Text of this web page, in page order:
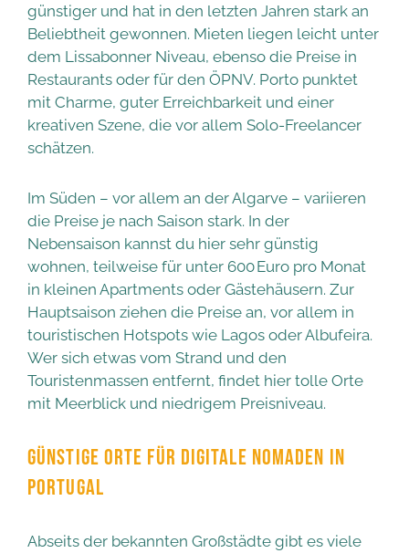
günstiger und hat in den letzten Jahren stark an
Beliebtheit gewonnen. Mieten liegen leicht unter
dem Lissabonner Niveau, ebenso die Preise in
Restaurants oder für den ÖPNV. Porto punktet
mit Charme, guter Erreichbarkeit und einer
kreativen Szene, die vor allem Solo-Freelancer
schätzen.
Im Süden – vor allem an der Algarve – variieren
die Preise je nach Saison stark. In der
Nebensaison kannst du hier sehr günstig
wohnen, teilweise für unter 600 Euro pro Monat
in kleinen Apartments oder Gästehäusern. Zur
Hauptsaison ziehen die Preise an, vor allem in
touristischen Hotspots wie Lagos oder Albufeira.
Wer sich etwas vom Strand und den
Touristenmassen entfernt, findet hier tolle Orte
mit Meerblick und niedrigem Preisniveau.
GÜNSTIGE ORTE FÜR DIGITALE NOMADEN IN
PORTUGAL
Abseits der bekannten Großstädte gibt es viele